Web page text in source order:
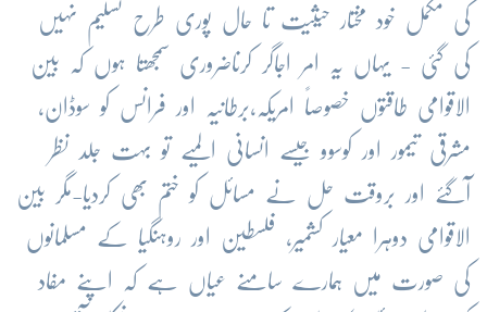
کی مکمل خود مختار حیثیت تا حال پوری طرح تسلیم نہیں
کی گئی - یہاں یہ امر اجاگر کرناضروری سمجھتا ہوں کہ بین
الاقوامی طاقتوں خصوصاً امریکہ،برطانیہ اور فرانس کو سوڈان،
مشرقی تیمور اور کوسوو جیسے انسانی المیے تو بہت جلد نظر
آگئے اور بروقت حل نے مسائل کو ختم بھی کردیا-مگر بین
الاقوامی دوہرا معیار کشمیر، فلسطین اور روہنگیا کے مسلمانوں
کی صورت میں ہمارے سامنے عیاں ہے کہ اپنے مفاد